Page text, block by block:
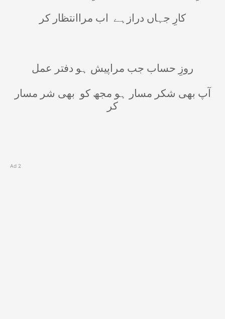
کارِ جہاں درازہے اب مراانتظار کر
روزِ حساب جب مراپیش ہو دفتر عمل
آپ بھی شکر مسار ہو مجھ کو بھی شر مسار
کر
Ad 2